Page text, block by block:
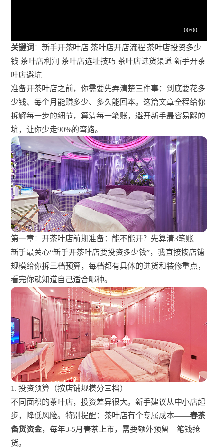
关键词 ：新手开茶叶店 茶叶店开店流程 茶叶店投资多少
钱 茶叶店利润 茶叶店选址技巧 茶叶店进货渠道 新手开茶
叶店避坑
准备开茶叶店之前，你需要先弄清楚三件事：到底要花多
少钱、每个月能赚多少、多久能回本。这篇文章全程给你
拆解每一步的细节，算清每一笔账，避开新手最容易踩的
坑，让你少走90%的弯路。
第一章：开茶叶店前期准备：能不能开？先算清3笔账
新手最关心“新手开茶叶店要投资多少钱”，我直接按店铺
规模给你拆三档预算，每档都有具体的进货和装修重点，
看完你就知道自己适合哪种。
1. 投资预算（按店铺规模分三档）
不同面积的茶叶店，投资差异很大。新手建议从中小店起
步，降低风险。特别提醒：茶叶店有个专属成本——春茶
备货资金，每年3-5月春茶上市，需要额外预留一笔钱抢
货。